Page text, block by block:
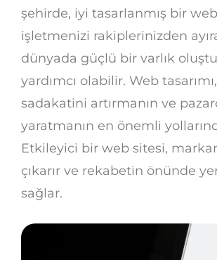
şehirde, iyi tasarlanmış bir
işletmenizi rakiplerinizden
dünyada güçlü bir varlık
yardımcı olabilir. Web
sadakatini artırmanın ve
yaratmanın en önemli
Etkileyici bir web sitesi,
çıkarır ve rekabetin önünde
sağlar.